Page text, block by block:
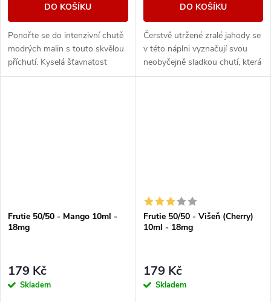
DO KOŠÍKU
Ponořte se do intenzivní chutě
modrých malin s touto skvělou
příchutí. Kyselá šťavnatost
malin zde zdůrazňuje chladivý
DO KOŠÍKU
Čerstvě utržené zralé jahody se
v této náplni vyznačují svou
neobyčejně sladkou chutí, která
vás nadchne a nebudete moci
Frutie 50/50 - Mango 10ml -
18mg
179 Kč
Skladem
Frutie 50/50 - Višeň (Cherry)
10ml - 18mg
179 Kč
Skladem